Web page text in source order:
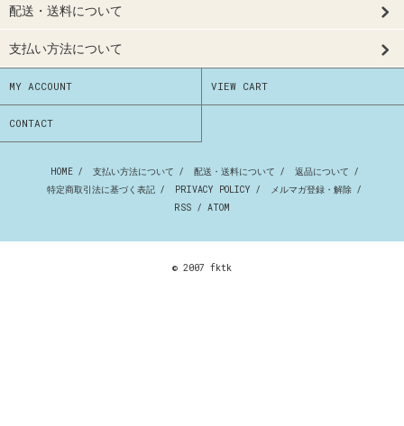
配送・送料について
支払い方法について
MY ACCOUNT VIEW CART
CONTACT
HOME / 支払い方法について / 配送・送料について / 返品について /
特定商取引法に基づく表記 / PRIVACY POLICY / メルマガ登録・解除 /
RSS / ATOM
© 2007 fktk